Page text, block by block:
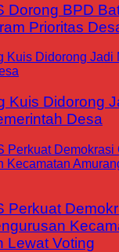
Dorong BPD
Prioritas
Kuis Didorong
Desa
Perkuat
Lewat Voting